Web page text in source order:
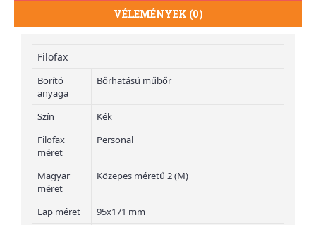
VÉLEMÉNYEK (0)
Filofax
Borító
anyaga
Bőrhatású műbőr
Szín
Kék
Filofax
méret
Personal
Magyar
méret
Közepes méretű 2 (M)
Lap méret
95x171 mm